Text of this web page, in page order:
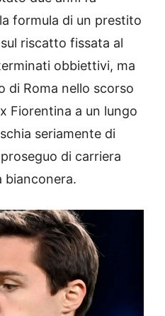
formula di un prestito
riscatto fissata al
obbiettivi, ma
di Roma nello scorso
Fiorentina a un lungo
seriamente di
di carriera
bianconera.